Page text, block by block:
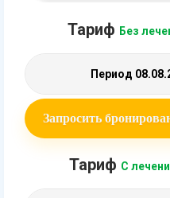
Тариф Без
Период
Запросить
Тариф С